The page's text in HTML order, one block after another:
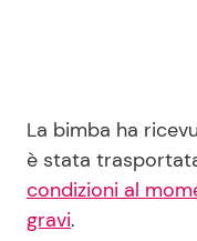
La bimba ha
è stata
condizioni al
gravi.